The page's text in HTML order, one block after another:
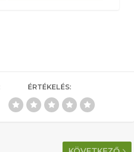
ÉRTÉKELÉS: